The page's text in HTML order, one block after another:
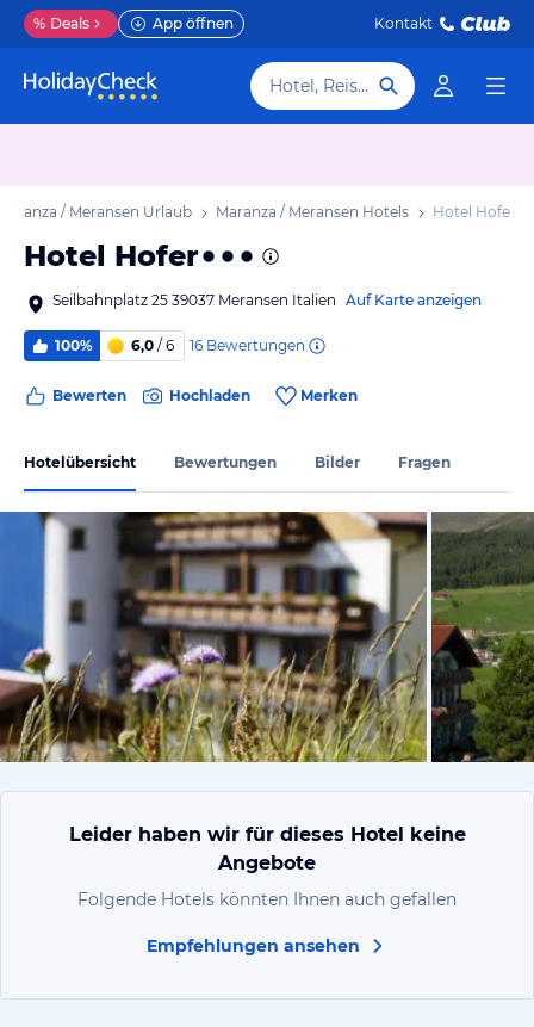
% Deals App öffnen Kontakt
Hotel, Reiseziel
/ Meransen Urlaub Maranza / Meransen Hotels Hotel Hofer
Hotel Hofer
Seilbahnplatz 25 39037 Meransen Italien Auf Karte anzeigen
100% 6,0 / 6 16 Bewertungen
Bewerten Hochladen Merken
Hotelübersicht Bewertungen Bilder Fragen
vom
Leider haben wir für dieses Hotel keine
Angebote
Folgende Hotels könnten Ihnen auch gefallen
Empfehlungen ansehen